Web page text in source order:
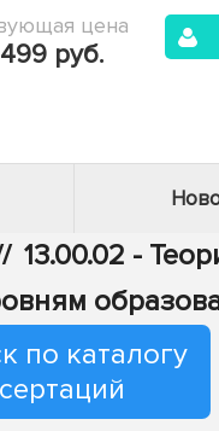
цена
499 руб.
13.00.02 -
по каталогу